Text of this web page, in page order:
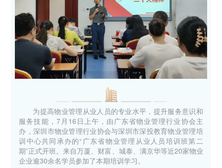
为提高物业管理从业人员的专业水平，提升服务意识和
服务技能，7月16日上午，由广东省物业管理行业协会主
办，深圳市物业管理行业协会与深圳市深投教育物业管理培
训中心共同承办的“广东省物业管理从业人员培训班第二
期”正式开班。来自万厦、财富、城泰、满京华等近20家物业
企业逾30余名学员参加了本期培训学习。